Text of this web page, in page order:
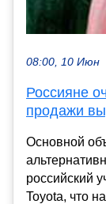
08:00, 10 Июн
Россияне
продажи
Основной
российский
Toyota, что